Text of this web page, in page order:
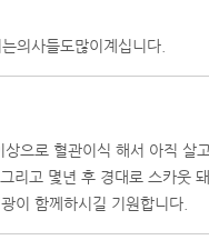
의사들도많이계십니다.
으로 혈관이식 해서 아직 살
리고 몇년 후 경대로 스카웃
이 함께하시길 기원합니다.